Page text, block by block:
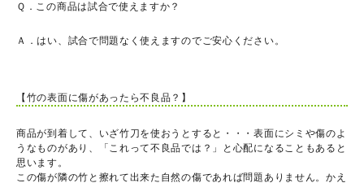
Ｑ．この商品は試合で使えますか？
Ａ．はい、試合で問題なく使えますのでご安心ください。
【竹の表面に傷があったら不良品？】
商品が到着して、いざ竹刀を使おうとすると・・・表面にシミや傷のよ
うなものがあり、「これって不良品では？」と心配になることもあると
思います。
この傷が隣の竹と擦れて出来た自然の傷であれば問題ありません。かえ